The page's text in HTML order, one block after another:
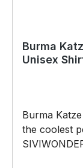
Burma Katze
Unisex
Burma
the coolest